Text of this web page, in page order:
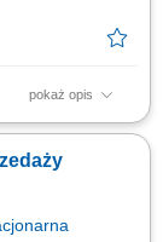
pokaż opis
Klientów,
Banku poprzez